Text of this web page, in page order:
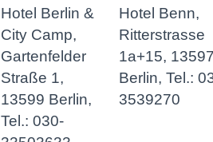
Hotel Berlin &
City Camp,
Gartenfelder
Straße 1,
13599 Berlin,
Tel.: 030-
Hotel Benn,
Ritterstrasse
1a+15,
Berlin, Tel.:
3539270